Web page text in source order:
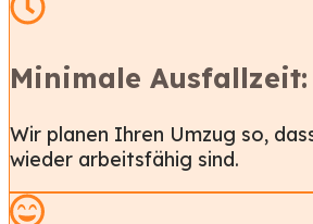
Minimale Ausfallzeit:
Wir planen Ihren Umzug so,
wieder arbeitsfähig sind.